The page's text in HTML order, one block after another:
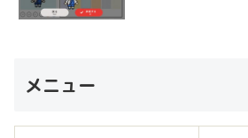
メニュー